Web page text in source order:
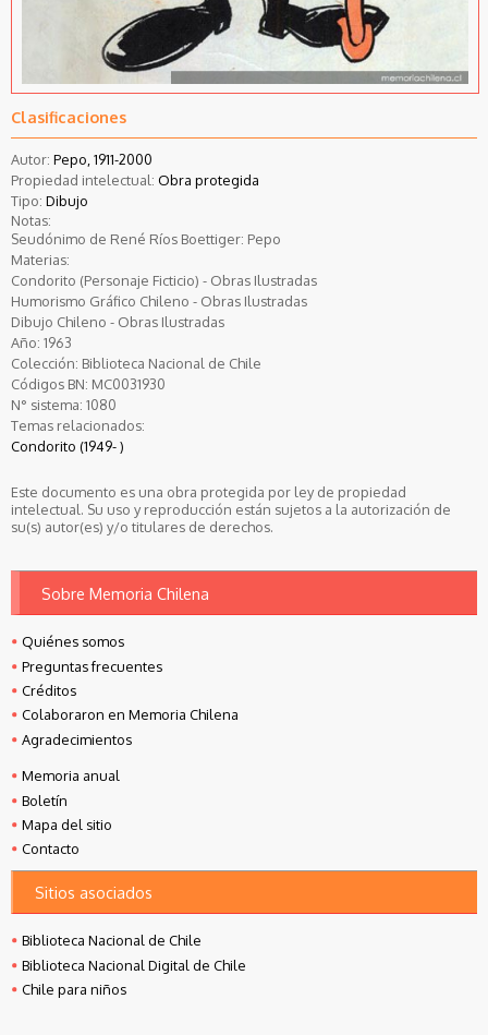
Clasificaciones
Autor: Pepo, 1911-2000
Propiedad intelectual: Obra protegida
Tipo: Dibujo
Notas:
Seudónimo de René Ríos Boettiger: Pepo
Materias:
Condorito (Personaje Ficticio) - Obras Ilustradas
Humorismo Gráfico Chileno - Obras Ilustradas
Dibujo Chileno - Obras Ilustradas
Año: 1963
Colección: Biblioteca Nacional de Chile
Códigos BN: MC0031930
N° sistema: 1080
Temas relacionados:
Condorito (1949- )
Este documento es una obra protegida por ley de propiedad
intelectual. Su uso y reproducción están sujetos a la autorización de
su(s) autor(es) y/o titulares de derechos.
Sobre Memoria Chilena
Quiénes somos
Preguntas frecuentes
Créditos
Colaboraron en Memoria Chilena
Agradecimientos
Memoria anual
Boletín
Mapa del sitio
Contacto
Sitios asociados
Biblioteca Nacional de Chile
Biblioteca Nacional Digital de Chile
Chile para niños